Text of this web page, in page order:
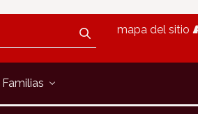
mapa del sitio
Familias